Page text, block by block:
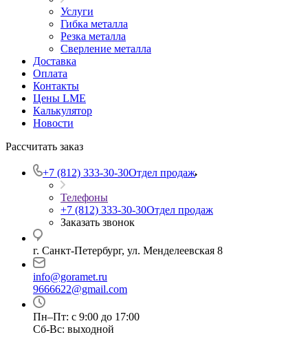
Услуги
Гибка металла
Резка металла
Сверление металла
Доставка
Оплата
Контакты
Цены LME
Калькулятор
Новости
Рассчитать заказ
+7 (812) 333-30-30Отдел продаж
Телефоны
+7 (812) 333-30-30Отдел продаж
Заказать звонок
г. Санкт-Петербург, ул. Менделеевская 8
info@goramet.ru
9666622@gmail.com
Пн–Пт: с 9:00 до 17:00
Сб-Вс: выходной